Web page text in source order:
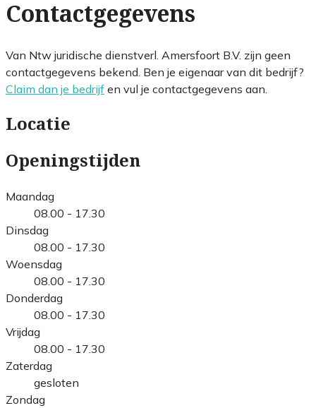
Contactgegevens
Van Ntw juridische dienstverl. Amersfoort B.V. zijn geen
contactgegevens bekend. Ben je eigenaar van dit bedrijf?
Claim dan je bedrijf en vul je contactgegevens aan.
Locatie
Openingstijden
Maandag
08.00 - 17.30
Dinsdag
08.00 - 17.30
Woensdag
08.00 - 17.30
Donderdag
08.00 - 17.30
Vrijdag
08.00 - 17.30
Zaterdag
gesloten
Zondag